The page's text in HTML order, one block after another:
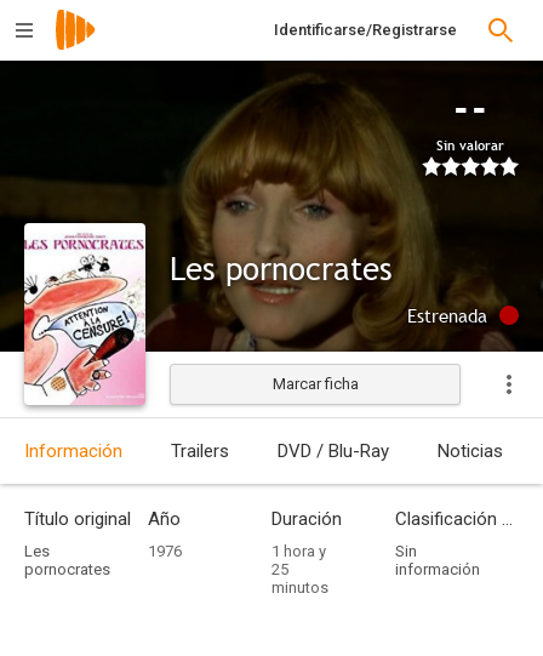
Identificarse/Registrarse
--
Sin valorar
Les pornocrates
Estrenada
Marcar ficha
Información Trailers DVD / Blu-Ray Noticias
Título original
Les
pornocrates
Año
1976
Duración
1 hora y
25
minutos
Clasificación por edades
Sin
información